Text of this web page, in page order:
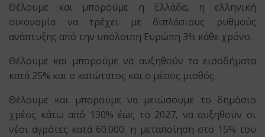
Θέλουμε και μπορούμε η Ελλάδα, η ελληνική
οικονομία να τρέχει με διπλάσιους ρυθμούς
ανάπτυξης από την υπόλοιπη Ευρώπη 3% κάθε χρόνο.
Θέλουμε και μπορούμε να αυξηθούν τα εισοδήματα
κατά 25% και ο κατώτατος και ο μέσος μισθός.
Θέλουμε και μπορούμε να μειώσουμε το δημόσιο
χρέος κάτω από 130% έως το 2027, να αυξηθούν οι
νέοι αγρότες κατά 60.000, η μεταποίηση στο 15% του